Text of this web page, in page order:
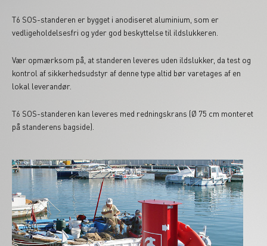
T6 SOS-standeren er bygget i anodiseret aluminium, som er
vedligeholdelsesfri og yder god beskyttelse til ildslukkeren.
Vær opmærksom på, at standeren leveres uden ildslukker, da test og
kontrol af sikkerhedsudstyr af denne type altid bør varetages af en
lokal leverandør.
T6 SOS-standeren kan leveres med redningskrans (Ø 75 cm monteret
på standerens bagside).